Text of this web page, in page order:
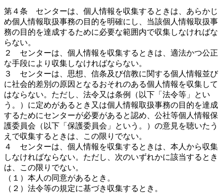
第４条 センターは、個人情報を収集するときは、あらかじ
め個人情報取扱事務の目的を明確にし、当該個人情報取扱事
務の目的を達成するために必要な範囲内で収集しなければな
らない。
２ センターは、個人情報を収集するときは、適法かつ公正
な手段により収集しなければならない。
３ センターは、思想、信条及び信教に関する個人情報並び
に社会的差別の原因となるおそれのある個人情報を収集して
はならない。ただし、法令又は条例（以下「法令等」とい
う。）に定めがあるとき又は個人情報取扱事務の目的を達成
するためにセンターが必要があると認め、公社等個人情報保
護委員会（以下「保護委員会」という。）の意見を聴いたう
えで収集するときは、この限りでない。
４ センターは、個人情報を収集するときは、本人から収集
しなければならない。ただし、次のいずれかに該当するとき
は、この限りでない。
（１）本人の同意があるとき。
（２）法令等の規定に基づき収集するとき。